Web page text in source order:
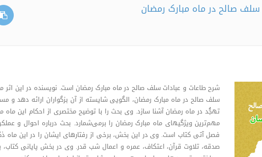
سلف صالح در ماه مبارک رمضان
شرح طاعات و عبادات سلف صالح در ماه مبارک رمضان است. نویسنده در این اثر
سلف صالح در ماه مبارک رمضان، الگویی شایسته از آن بزگواران ارائه دهد و
تهجُّد در ماه رمضان آشنا سازد. وی بحث را با توضیح مختصری از احکام این ماه
مهم‌ترین ویژگیهای ماه مبارک رمضان را برمی‌شمارد. بحث درباره احوال و
فصل آتی کتاب است. وی در این بخش، برخی از رفتارهای ایشان را در این ماه ذکر
صدقه، تلاوت قرآن، اعتکاف، عمره و اعمال شب قدر. وی در بخش پایانی